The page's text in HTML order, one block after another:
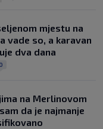
mjestu na
vade so, a karavan
dva dana
0
na Merlinovom
da je najmanje